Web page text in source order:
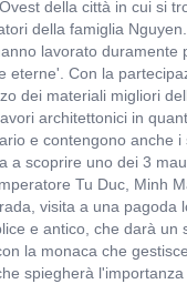
della città in cui si
della famiglia
lavorato duramente
eterne'. Con la
dei materiali migliori
architettonici in
e contengono anche i
a scoprire uno dei 3
Tu Duc, Minh
visita a una pagoda
e antico, che darà un
la monaca che
spiegherà